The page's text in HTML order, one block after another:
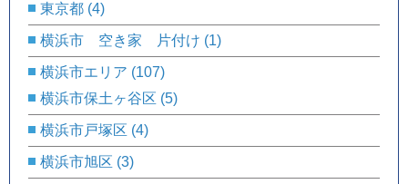
東京都 (4)
横浜市 空き家 片付け (1)
横浜市エリア (107)
横浜市保土ヶ谷区 (5)
横浜市戸塚区 (4)
横浜市旭区 (3)